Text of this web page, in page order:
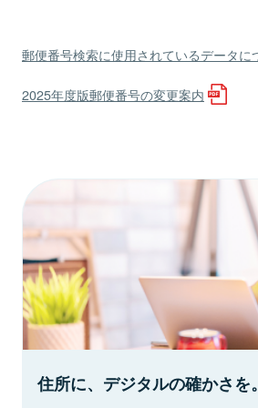
郵便番号検索に使用されているデータに
2025年度版郵便番号の変更案内
住所に、デジタルの確かさを。